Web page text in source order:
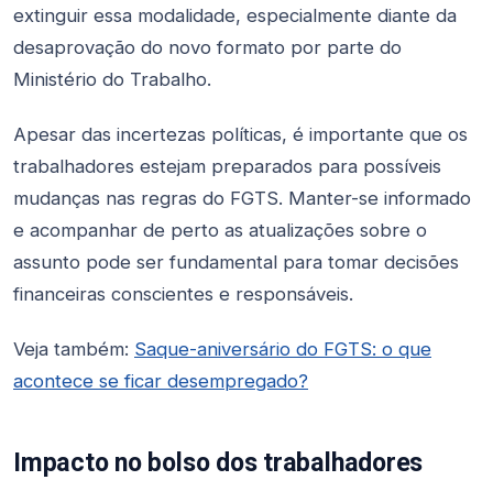
extinguir essa modalidade, especialmente diante da
desaprovação do novo formato por parte do
Ministério do Trabalho.
Apesar das incertezas políticas, é importante que os
trabalhadores estejam preparados para possíveis
mudanças nas regras do FGTS. Manter-se informado
e acompanhar de perto as atualizações sobre o
assunto pode ser fundamental para tomar decisões
financeiras conscientes e responsáveis.
Veja também: Saque-aniversário do FGTS: o que
acontece se ficar desempregado?
Impacto no bolso dos trabalhadores